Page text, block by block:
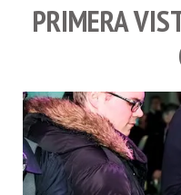
PRIMERA